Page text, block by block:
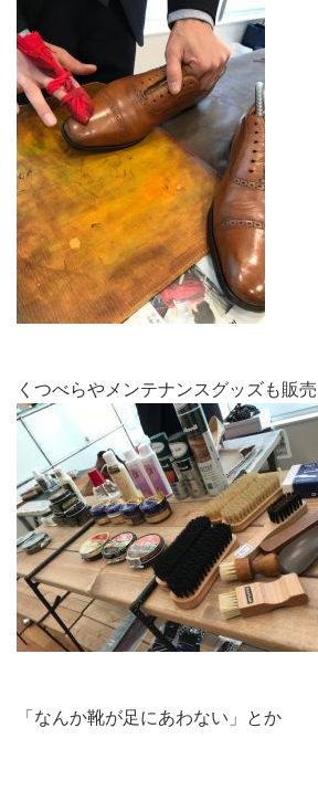
くつべらやメンテナンスグッズも販売
「なんか靴が足にあわない」とか